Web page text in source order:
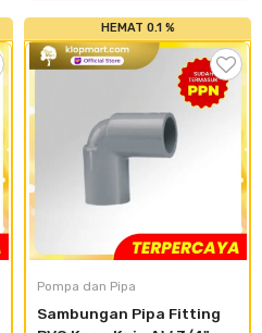
HEMAT 0.1 %
Pompa dan Pipa
Sambungan Pipa Fitting